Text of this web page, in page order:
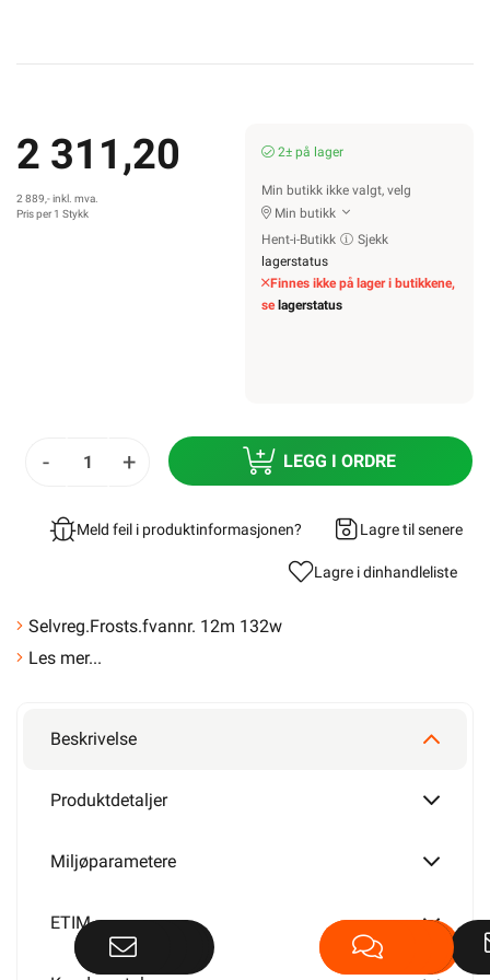
2 311,20
2 889,- inkl. mva.
Pris per 1 Stykk
2± på lager
Min butikk ikke valgt, velg
Min butikk
Hent-i-Butikk
Sjekk
lagerstatus
Finnes ikke på lager i butikkene,
se lagerstatus
- + LEGG I ORDRE
Meld feil i produktinformasjonen? Lagre til senere
Lagre i dinhandleliste
Selvreg.Frosts.fvannr. 12m 132w
Les mer...
Beskrivelse
Produktdetaljer
Miljøparametere
ETIM